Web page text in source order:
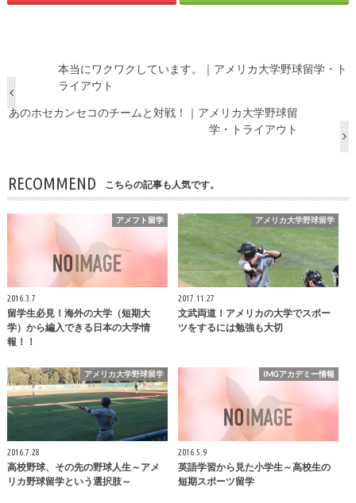
本当にワクワクしています。｜アメリカ大学野球留学・ト
ライアウト
あのホセカンセコのチームと対戦！｜アメリカ大学野球留
学・トライアウト
RECOMMEND こちらの記事も人気です。
アメフト留学
2016.3.7
留学生必見！海外の大学（短期大
学）から編入できる日本の大学情
報！！
アメリカ大学野球留学
2017.11.27
文武両道！アメリカの大学でスポー
ツをするには勉強も大切
アメリカ大学野球留学
2016.7.28
高校野球、その先の野球人生～アメ
リカ野球留学という選択肢～
IMGアカデミー情報
2016.5.9
英語学習から見た小学生～高校生の
短期スポーツ留学